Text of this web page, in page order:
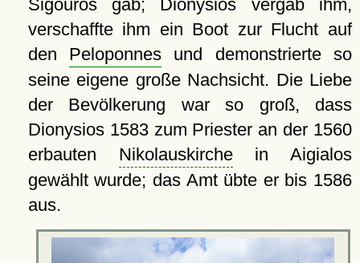
Sigouros gab; Dionysios vergab ihm,
verschaffte ihm ein Boot zur Flucht auf
den Peloponnes und demonstrierte so
seine eigene große Nachsicht. Die Liebe
der Bevölkerung war so groß, dass
Dionysios 1583 zum Priester an der 1560
erbauten Nikolauskirchein Aigialos
gewählt wurde; das Amt übte er bis 1586
aus.